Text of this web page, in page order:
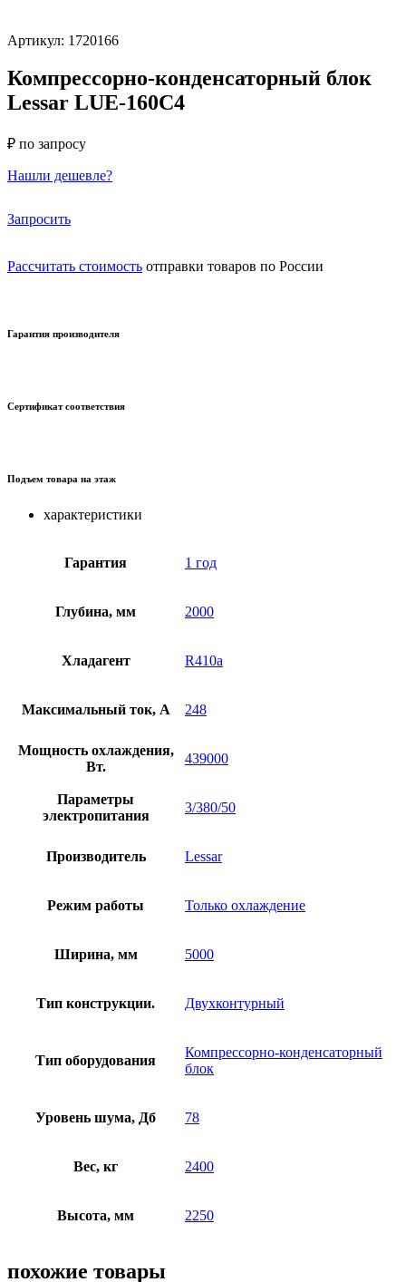
Артикул: 1720166
Компрессорно-конденсаторный блок
Lessar LUE-160C4
₽ по запросу
Нашли дешевле?
Запросить
Рассчитать стоимость отправки товаров по России
Гарантия производителя
Сертификат соответствия
Подъем товара на этаж
характеристики
Гарантия 1 год
Глубина, мм 2000
Хладагент R410a
Максимальный ток, А 248
Мощность охлаждения,
Вт.
439000
Параметры
электропитания
3/380/50
Производитель Lessar
Режим работы Только охлаждение
Ширина, мм 5000
Тип конструкции. Двухконтурный
Тип оборудования
Компрессорно-конденсаторный
блок
Уровень шума, Дб 78
Вес, кг 2400
Высота, мм 2250
похожие товары